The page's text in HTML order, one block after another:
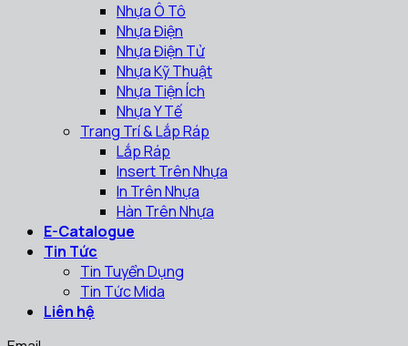
Nhựa Ô Tô
Nhựa Điện
Nhựa Điện Tử
Nhựa Kỹ Thuật
Nhựa Tiện Ích
Nhựa Y Tế
Trang Trí & Lắp Ráp
Lắp Ráp
Insert Trên Nhựa
In Trên Nhựa
Hàn Trên Nhựa
E-Catalogue
Tin Tức
Tin Tuyển Dụng
Tin Tức Mida
Liên hệ